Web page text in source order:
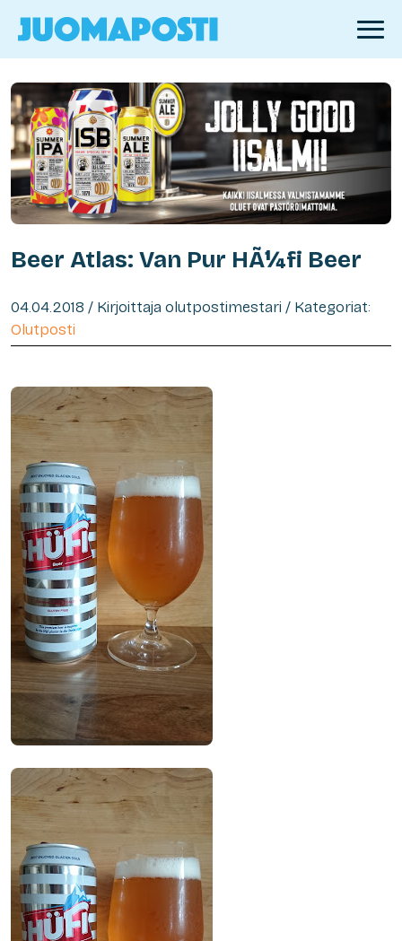
Beer Atlas: Van Pur HÃ¼fi Beer
04.04.2018 / Kirjoittaja olutpostimestari / Kategoriat:
Olutposti